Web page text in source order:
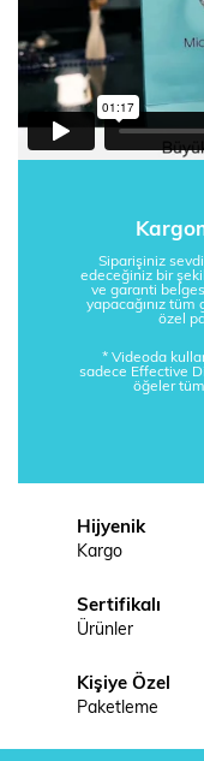
Siparişiniz
edeceğiniz bir
ve garanti
yapacağınız tüm
özel
* Videoda
sadece Effective
öğeler
Hijyenik
Kargo
Sertifikalı
Ürünler
Kişiye Özel
Paketleme